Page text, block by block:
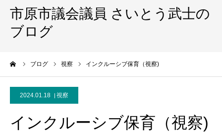
市原市議会議員 さいとう武士の
ブログ
ブログ 視察 インクルーシブ保育（視察)
2024.01.18 視察
インクルーシブ保育（視察)